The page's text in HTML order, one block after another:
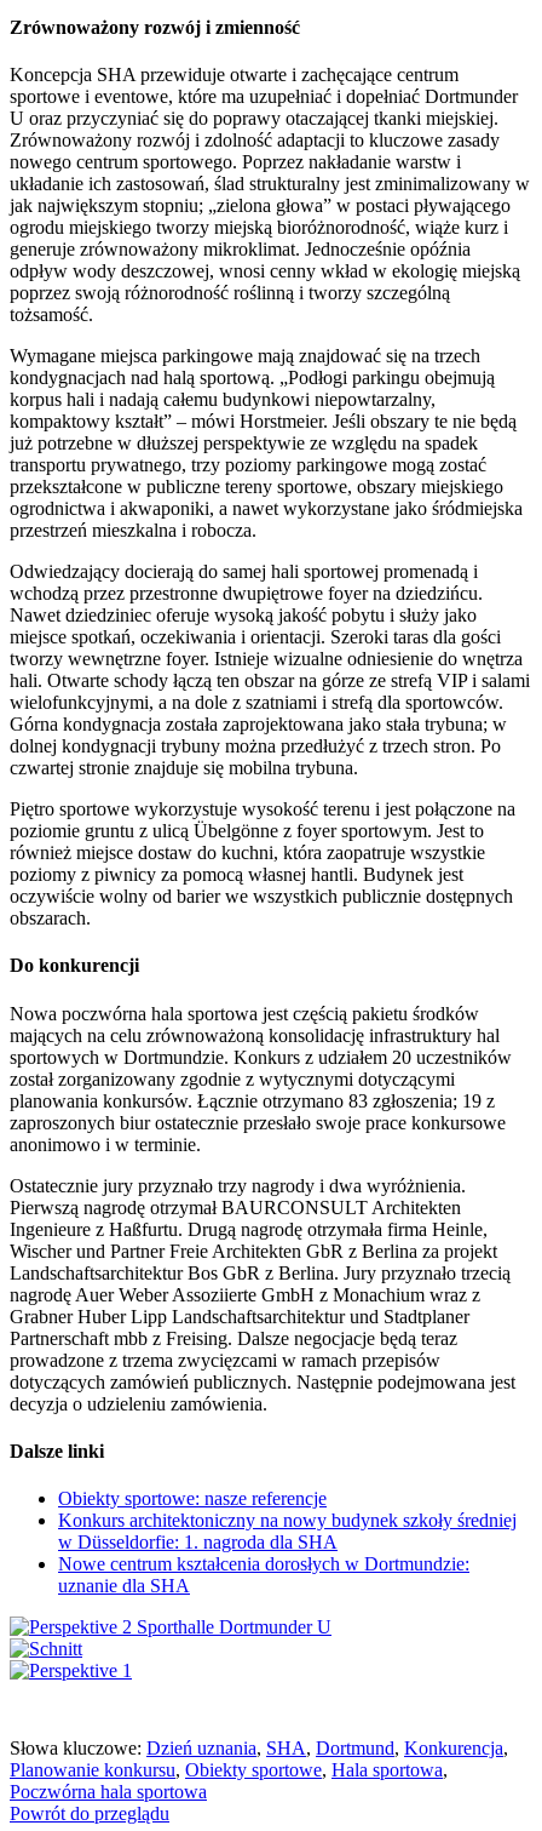
Zrównoważony rozwój i zmienność
Koncepcja SHA przewiduje otwarte i zachęcające centrum
sportowe i eventowe, które ma uzupełniać i dopełniać Dortmunder
U oraz przyczyniać się do poprawy otaczającej tkanki miejskiej.
Zrównoważony rozwój i zdolność adaptacji to kluczowe zasady
nowego centrum sportowego. Poprzez nakładanie warstw i
układanie ich zastosowań, ślad strukturalny jest zminimalizowany w
jak największym stopniu; „zielona głowa” w postaci pływającego
ogrodu miejskiego tworzy miejską bioróżnorodność, wiąże kurz i
generuje zrównoważony mikroklimat. Jednocześnie opóźnia
odpływ wody deszczowej, wnosi cenny wkład w ekologię miejską
poprzez swoją różnorodność roślinną i tworzy szczególną
tożsamość.
Wymagane miejsca parkingowe mają znajdować się na trzech
kondygnacjach nad halą sportową. „Podłogi parkingu obejmują
korpus hali i nadają całemu budynkowi niepowtarzalny,
kompaktowy kształt” – mówi Horstmeier. Jeśli obszary te nie będą
już potrzebne w dłuższej perspektywie ze względu na spadek
transportu prywatnego, trzy poziomy parkingowe mogą zostać
przekształcone w publiczne tereny sportowe, obszary miejskiego
ogrodnictwa i akwaponiki, a nawet wykorzystane jako śródmiejska
przestrzeń mieszkalna i robocza.
Odwiedzający docierają do samej hali sportowej promenadą i
wchodzą przez przestronne dwupiętrowe foyer na dziedzińcu.
Nawet dziedziniec oferuje wysoką jakość pobytu i służy jako
miejsce spotkań, oczekiwania i orientacji. Szeroki taras dla gości
tworzy wewnętrzne foyer. Istnieje wizualne odniesienie do wnętrza
hali. Otwarte schody łączą ten obszar na górze ze strefą VIP i salami
wielofunkcyjnymi, a na dole z szatniami i strefą dla sportowców.
Górna kondygnacja została zaprojektowana jako stała trybuna; w
dolnej kondygnacji trybuny można przedłużyć z trzech stron. Po
czwartej stronie znajduje się mobilna trybuna.
Piętro sportowe wykorzystuje wysokość terenu i jest połączone na
poziomie gruntu z ulicą Übelgönne z foyer sportowym. Jest to
również miejsce dostaw do kuchni, która zaopatruje wszystkie
poziomy z piwnicy za pomocą własnej hantli. Budynek jest
oczywiście wolny od barier we wszystkich publicznie dostępnych
obszarach.
Do konkurencji
Nowa poczwórna hala sportowa jest częścią pakietu środków
mających na celu zrównoważoną konsolidację infrastruktury hal
sportowych w Dortmundzie. Konkurs z udziałem 20 uczestników
został zorganizowany zgodnie z wytycznymi dotyczącymi
planowania konkursów. Łącznie otrzymano 83 zgłoszenia; 19 z
zaproszonych biur ostatecznie przesłało swoje prace konkursowe
anonimowo i w terminie.
Ostatecznie jury przyznało trzy nagrody i dwa wyróżnienia.
Pierwszą nagrodę otrzymał BAURCONSULT Architekten
Ingenieure z Haßfurtu. Drugą nagrodę otrzymała firma Heinle,
Wischer und Partner Freie Architekten GbR z Berlina za projekt
Landschaftsarchitektur Bos GbR z Berlina. Jury przyznało trzecią
nagrodę Auer Weber Assoziierte GmbH z Monachium wraz z
Grabner Huber Lipp Landschaftsarchitektur und Stadtplaner
Partnerschaft mbb z Freising. Dalsze negocjacje będą teraz
prowadzone z trzema zwycięzcami w ramach przepisów
dotyczących zamówień publicznych. Następnie podejmowana jest
decyzja o udzieleniu zamówienia.
Dalsze linki
Obiekty sportowe: nasze referencje
Konkurs architektoniczny na nowy budynek szkoły średniej
w Düsseldorfie: 1. nagroda dla SHA
Nowe centrum kształcenia dorosłych w Dortmundzie:
uznanie dla SHA
Słowa kluczowe: Dzień uznania, SHA, Dortmund, Konkurencja,
Planowanie konkursu, Obiekty sportowe, Hala sportowa,
Poczwórna hala sportowa
Powrót do przeglądu